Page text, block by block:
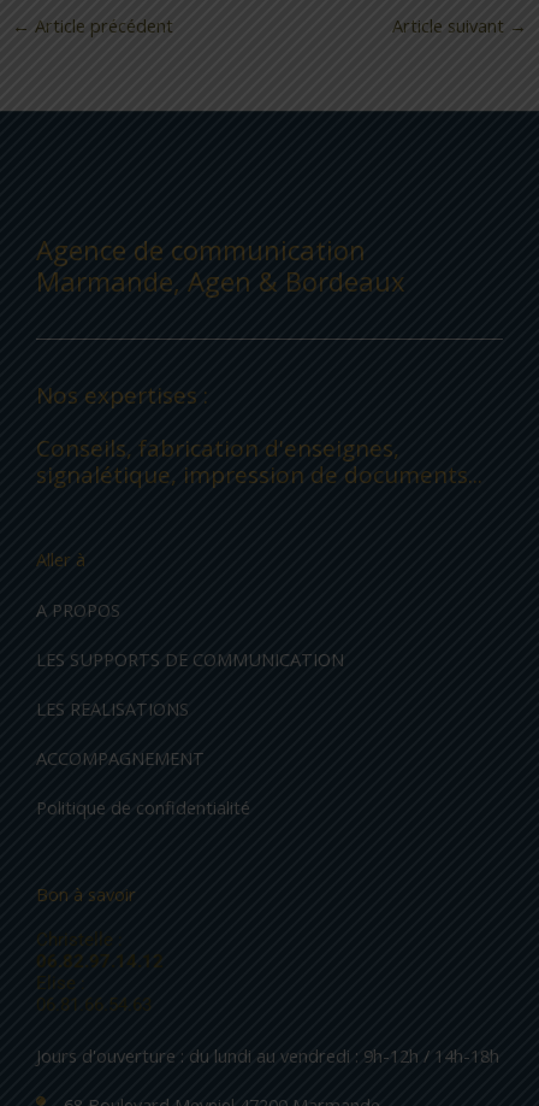
← Article précédent Article suivant →
Agence de communication
Marmande, Agen & Bordeaux
Nos expertises :
Conseils, fabrication d'enseignes,
signalétique, impression de documents...
Aller à
A PROPOS
LES SUPPORTS DE COMMUNICATION
LES REALISATIONS
ACCOMPAGNEMENT
Politique de confidentialité
Bon à savoir
Christelle :
06.82.97.14.12
Elise :
06.81.66.54.63
Jours d'ouverture : du lundi au vendredi : 9h-12h / 14h-18h